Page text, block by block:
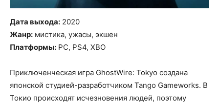
Дата выхода: 2020
Жанр: мистика, ужасы, экшен
Платформы: PC, PS4, XBO
Приключенческая игра GhostWire: Tokyo создана
японской студией-разработчиком Tango Gameworks. В
Токио происходят исчезновения людей, поэтому